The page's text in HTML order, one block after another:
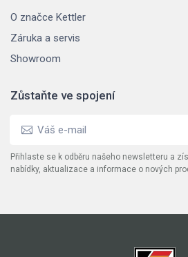
O značce Kettler
Záruka a servis
Showroom
Zůstaňte ve spojení
Přihlaste se k odběru našeho newsletteru a
nabídky, aktualizace a informace o nových